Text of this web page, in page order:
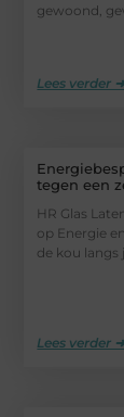
gewoond,
Lees verder
tegen een
HR Glas
op Energie
de kou langs
Lees verder